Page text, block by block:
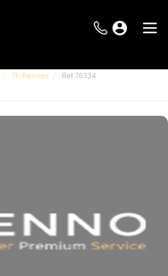
T5 Rennes Ref 76334